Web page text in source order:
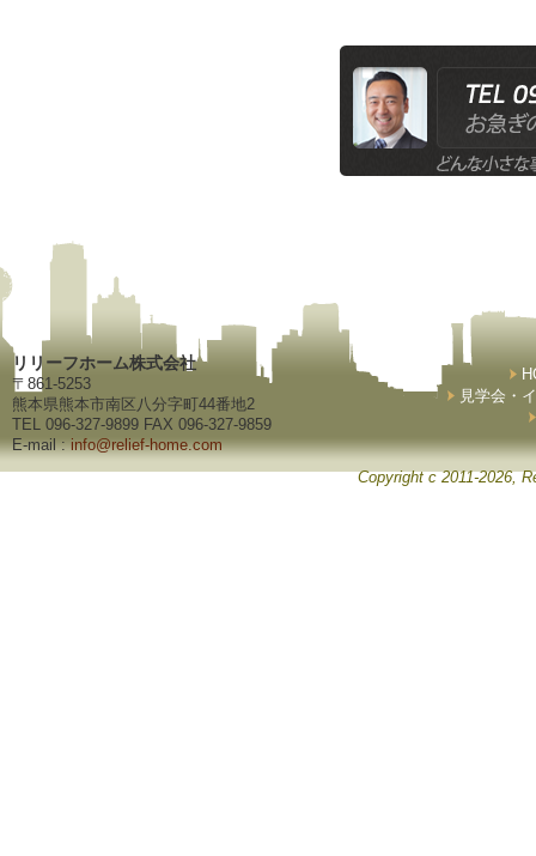
リリーフホーム株式会社
〒861-5253
熊本県熊本市南区八分字町44番地2
TEL 096-327-9899 FAX 096-327-9859
E-mail :info@relief-home.com
見学会・
Copyright c 2011-2026,